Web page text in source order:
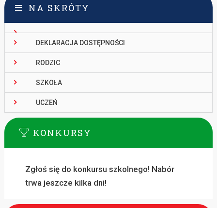
NA SKRÓTY
DEKLARACJA DOSTĘPNOŚCI
RODZIC
SZKOŁA
UCZEŃ
KONKURSY
Zgłoś się do konkursu szkolnego! Nabór
trwa jeszcze kilka dni!